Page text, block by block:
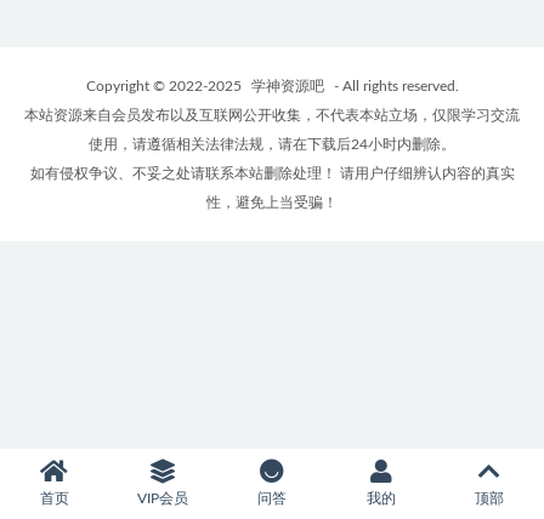
Copyright © 2022-2025 学神资源吧
- All rights reserved.
本站资源来自会员发布以及互联网公开收集，不代表本站立场，仅限学习交流
使用，请遵循相关法律法规，请在下载后24小时内删除。
如有侵权争议、不妥之处请联系本站删除处理！ 请用户仔细辨认内容的真实
性，避免上当受骗！
首页 VIP会员 问答 我的 顶部